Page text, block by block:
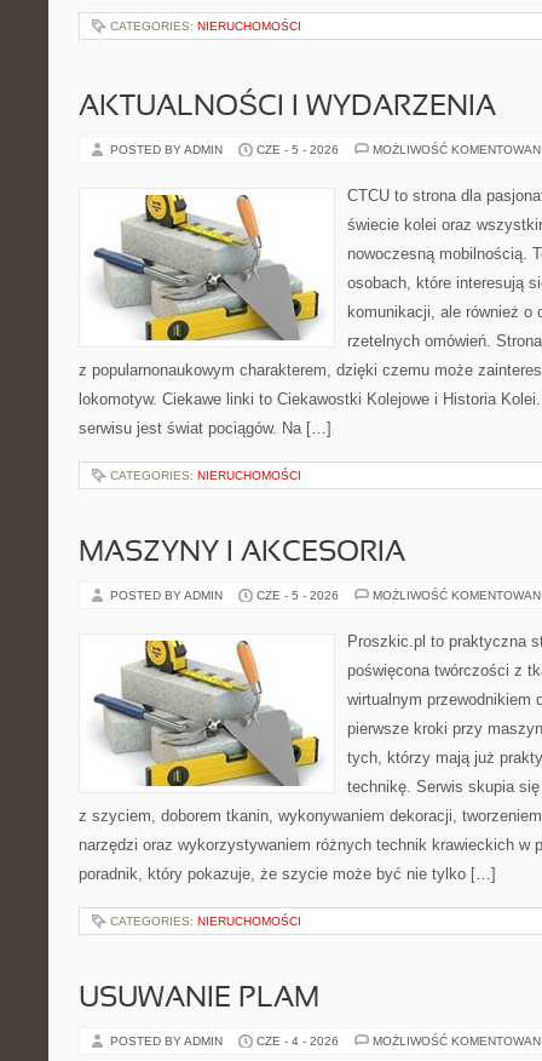
CATEGORIES: NIERUCHOMOŚCI
AKTUALNOŚCI I WYDARZENIA
POSTED BY ADMIN CZE - 5 - 2026 MOŻLIWOŚĆ
CTCU to strona dla
świecie kolei oraz
nowoczesną mobilnością.
osobach, które interesują
komunikacji, ale również
rzetelnych omówień.
z popularnonaukowym charakterem, dzięki czemu może
lokomotyw. Ciekawe linki to Ciekawostki Kolejowe i Historia
serwisu jest świat pociągów. Na […]
CATEGORIES: NIERUCHOMOŚCI
MASZYNY I AKCESORIA
POSTED BY ADMIN CZE - 5 - 2026 MOŻLIWOŚĆ
Proszkic.pl to praktyczna
poświęcona twórczości z
wirtualnym przewodnikiem
pierwsze kroki przy
tych, którzy mają już
technikę. Serwis skupia
z szyciem, doborem tkanin, wykonywaniem dekoracji,
narzędzi oraz wykorzystywaniem różnych technik krawieckich w
poradnik, który pokazuje, że szycie może być nie tylko […]
CATEGORIES: NIERUCHOMOŚCI
USUWANIE PLAM
POSTED BY ADMIN CZE - 4 - 2026 MOŻLIWOŚĆ